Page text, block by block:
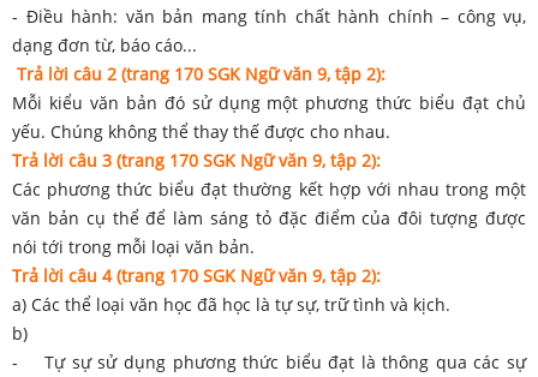
- Điều hành: văn bản mang tính chất hành chính – công vụ,
dạng đơn từ, báo cáo...
Trả lời câu 2 (trang 170 SGK Ngữ văn 9, tập 2):
Mỗi kiểu văn bản đó sử dụng một phương thức biểu đạt chủ
yếu. Chúng không thể thay thế được cho nhau.
Trả lời câu 3 (trang 170 SGK Ngữ văn 9, tập 2):
Các phương thức biểu đạt thường kết hợp với nhau trong một
văn bản cụ thể để làm sáng tỏ đặc điểm của đôi tượng được
nói tới trong mỗi loại văn bản.
Trả lời câu 4 (trang 170 SGK Ngữ văn 9, tập 2):
a) Các thể loại văn học đã học là tự sự, trữ tình và kịch.
b)
- Tự sự sử dụng phương thức biểu đạt là thông qua các sự